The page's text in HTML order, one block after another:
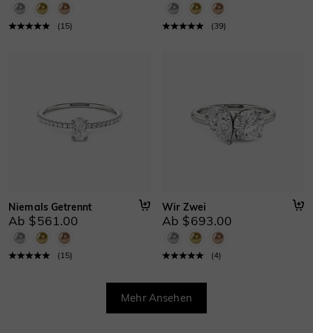
( 15) (39)
Niemals Getrennt
Ab $561.00
( 15)
Wir Zwei
Ab $693.00
(4)
Mehr Ansehen